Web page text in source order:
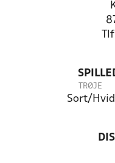
TRØJE
Sort/Hvid